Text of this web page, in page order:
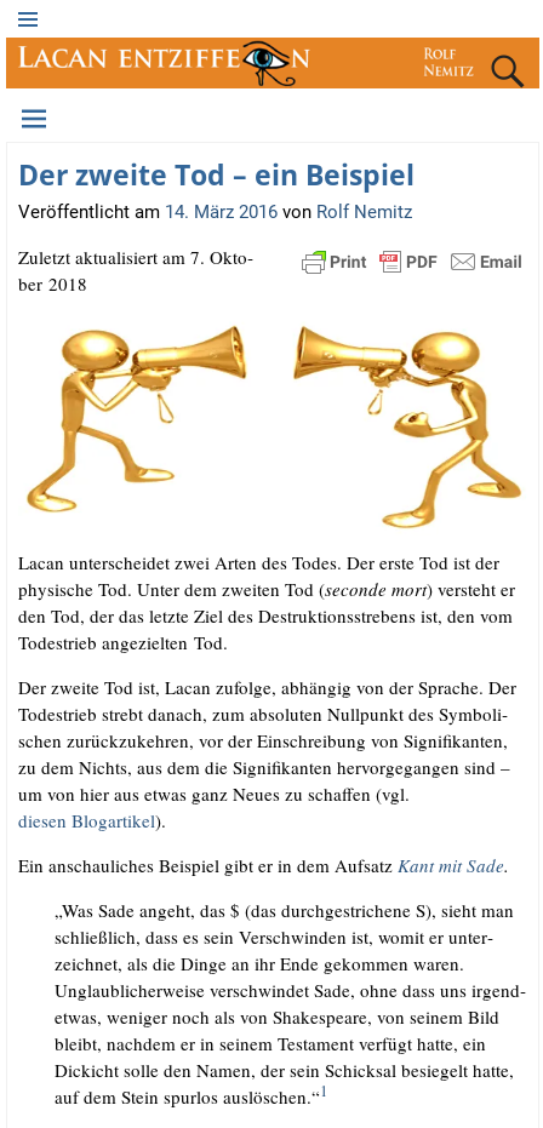
Der zweite Tod – ein Beispiel
Veröffentlicht am 14. März 2016 von Rolf Nemitz
Zuletzt aktua­li­siert am 7. Okto­
ber 2018
Lacan unter­schei­det zwei Arten des Todes. Der ers­te Tod ist der
phy­si­sche Tod. Unter dem zwei­ten Tod (secon­de mort) ver­steht er
den Tod, der das letz­te Ziel des Destruk­ti­ons­stre­bens ist, den vom
Todes­trieb ange­ziel­ten Tod.
Der zwei­te Tod ist, Lacan zufol­ge, abhän­gig von der Spra­che. Der
Todes­trieb strebt danach, zum abso­lu­ten Null­punkt des Sym­bo­li­
schen zurück­zu­keh­ren, vor der Ein­schrei­bung von Signi­fi­kan­ten,
zu dem Nichts, aus dem die Signi­fi­kan­ten her­vor­ge­gan­gen sind –
um von hier aus etwas ganz Neu­es zu schaf­fen (vgl.
die­sen Blog­ar­ti­kel).
Ein anschau­li­ches Bei­spiel gibt er in dem Auf­satz Kant mit Sade.
„Was Sade angeht, das $ (das durch­ge­stri­che­ne S), sieht man
schließ­lich, dass es sein Ver­schwin­den ist, womit er unter­
zeich­net, als die Din­ge an ihr Ende gekom­men waren.
Unglaub­li­cher­wei­se ver­schwin­det Sade, ohne dass uns irgend­
et­was, weni­ger noch als von Shake­speare, von sei­nem Bild
bleibt, nach­dem er in sei­nem Tes­ta­ment ver­fügt hat­te, ein
Dickicht sol­le den Namen, der sein Schick­sal besie­gelt hat­te,
auf dem Stein spur­los aus­lö­schen.“1